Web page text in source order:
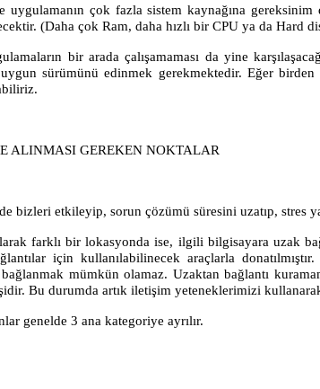
uygulamanın çok fazla sistem kaynağına
(Daha çok Ram, daha hızlı bir CPU ya da Hard
bir arada çalışamaması da yine
sürümünü edinmek gerekmektedir. Eğer birden
ALINMASI GEREKEN NOKTALAR
bizleri etkileyip, sorun çözümü süresini uzatıp, stres
farklı bir lokasyonda ise, ilgili bilgisayara uzak
için kullanılabilinecek araçlarla
mümkün olamaz. Uzaktan bağlantı
Bu durumda artık iletişim yeteneklerimizi
genelde 3 ana kategoriye ayrılır.